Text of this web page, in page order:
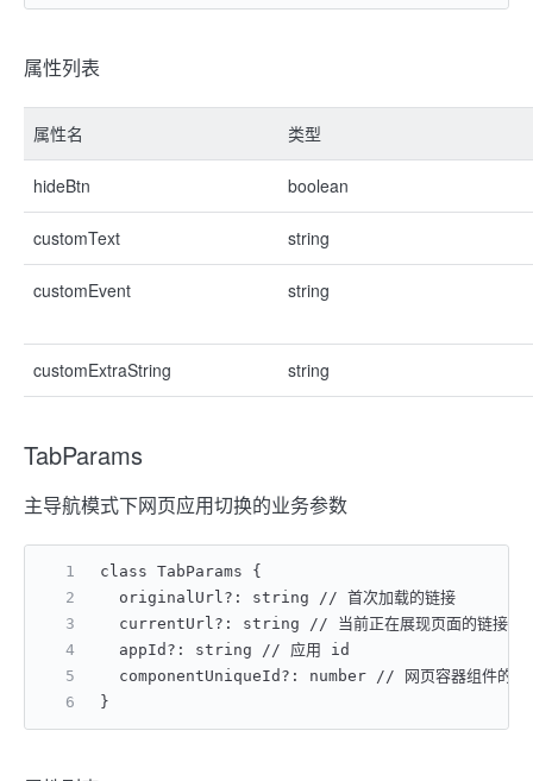
属性列表
属性名 类型
hideBtn boolean
customText string
customEvent string
customExtraString string
TabParams
主导航模式下网页应用切换的业务参数
class TabParams {
  originalUrl?: string // 首次加载的链接
  currentUrl?: string // 当前正在展现页面的链接
  appId?: string // 应用 id
componentUniqueId?: number // 网页容器组件的
}